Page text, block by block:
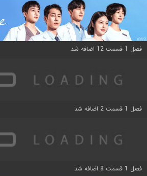
فصل 1 قسمت 12 اضافه شد
فصل 1 قسمت 2 اضافه شد
فصل 1 قسمت 8 اضافه شد